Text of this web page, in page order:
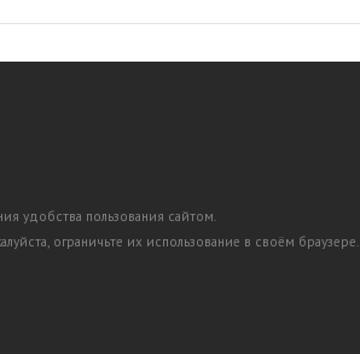
удобства пользования сайтом.
ограничьте их использование в своём браузере.